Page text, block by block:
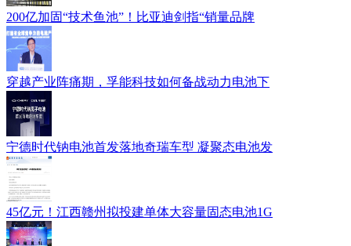
200亿加固“技术鱼池”！比亚迪剑指“销量品牌
穿越产业阵痛期，孚能科技如何备战动力电池下
宁德时代钠电池首发落地奇瑞车型 凝聚态电池发
45亿元！江西赣州拟投建单体大容量固态电池1G